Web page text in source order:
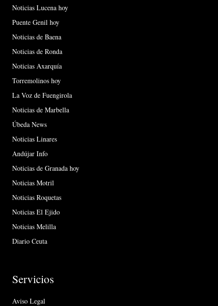
Noticias Lucena hoy
Puente Genil hoy
Noticias de Baena
Noticias de Ronda
Noticias Axarquía
Torremolinos hoy
La Voz de Fuengirola
Noticias de Marbella
Úbeda News
Noticias Linares
Andújar Info
Noticias de Granada hoy
Noticias Motril
Noticias Roquetas
Noticias El Ejido
Noticias Melilla
Diario Ceuta
Servicios
Aviso Legal